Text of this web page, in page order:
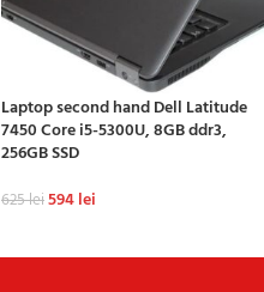
Laptop second hand Dell Latitude
7450 Core i5-5300U, 8GB ddr3,
256GB SSD
625lei594lei